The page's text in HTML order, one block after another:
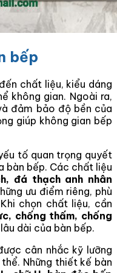
bếp
chất liệu, kiểu dáng
không gian. Ngoài ra,
đảm bảo độ bền của
giúp không gian bếp
tố quan trọng quyết
bàn bếp. Các chất liệu
đá thạch anh nhân
ưu điểm riêng, phù
chọn chất liệu, cần
chống thấm, chống
dài của bàn bếp.
cân nhắc kỹ lưỡng
Những thiết kế bàn